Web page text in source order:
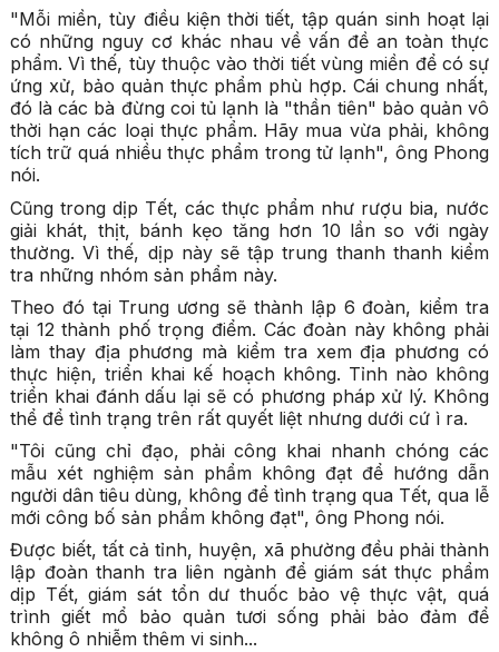
"Mỗi miền, tùy điều kiện thời tiết, tập quán sinh hoạt lại
có những nguy cơ khác nhau về vấn đề an toàn thực
phẩm. Vì thế, tùy thuộc vào thời tiết vùng miền để có sự
ứng xử, bảo quản thực phẩm phù hợp. Cái chung nhất,
đó là các bà đừng coi tủ lạnh là "thần tiên" bảo quản vô
thời hạn các loại thực phẩm. Hãy mua vừa phải, không
tích trữ quá nhiều thực phẩm trong tử lạnh", ông Phong
nói.
Cũng trong dịp Tết, các thực phẩm như rượu bia, nước
giải khát, thịt, bánh kẹo tăng hơn 10 lần so với ngày
thường. Vì thế, dịp này sẽ tập trung thanh thanh kiểm
tra những nhóm sản phẩm này.
Theo đó tại Trung ương sẽ thành lập 6 đoàn, kiểm tra
tại 12 thành phố trọng điểm. Các đoàn này không phải
làm thay địa phương mà kiểm tra xem địa phương có
thực hiện, triển khai kế hoạch không. Tỉnh nào không
triển khai đánh dấu lại sẽ có phương pháp xử lý. Không
thể để tình trạng trên rất quyết liệt nhưng dưới cứ ì ra.
"Tôi cũng chỉ đạo, phải công khai nhanh chóng các
mẫu xét nghiệm sản phẩm không đạt để hướng dẫn
người dân tiêu dùng, không để tình trạng qua Tết, qua lễ
mới công bố sản phẩm không đạt", ông Phong nói.
Được biết, tất cả tỉnh, huyện, xã phường đều phải thành
lập đoàn thanh tra liên ngành để giám sát thực phẩm
dịp Tết, giám sát tổn dư thuốc bảo vệ thực vật, quá
trình giết mổ bảo quản tươi sống phải bảo đảm để
không ô nhiễm thêm vi sinh...